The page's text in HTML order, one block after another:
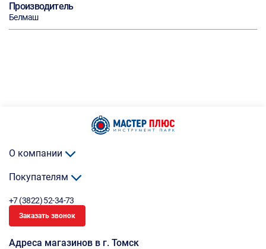
Производитель
Белмаш
О компании
Покупателям
+7 (3822) 52-34-73
Заказать звонок
Адреса магазинов в г. Томск